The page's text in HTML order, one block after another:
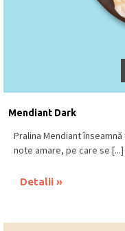
Mendiant Dark
Pralina Mendiant
note amare, pe care se [...]
Detalii